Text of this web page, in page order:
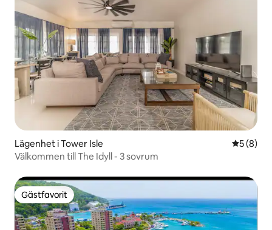
Lägenhet i Tower Isle 5 av 5 i
5 (8)
Välkommen till The Idyll - 3 sovrum
Gästfavorit
Gästfavorit